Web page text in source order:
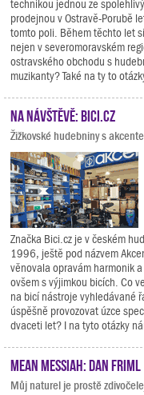
technikou jednou ze
prodejnou v Ostravě-Porubě
tomto poli. Během těchto let
nejen v severomoravském
ostravského obchodu s
muzikanty? Také na ty to
Na návštěvě: Bici.cz
Žižkovské hudebniny s
Značka Bici.cz je v českém
1996, ještě pod názvem
věnovala opravám harmonik
ovšem s výjimkou bicích. Co
na bicí nástroje vyhledávané
úspěšně provozovat úzce
dvaceti let? I na tyto otázky
Mean Messiah: Dan Friml
Můj naturel je prostě